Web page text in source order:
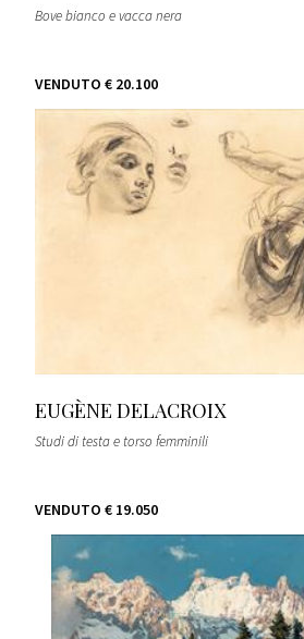
Bove bianco e vacca nera
VENDUTO € 20.100
EUGÈNE DELACROIX
Studi di testa e torso femminili
VENDUTO € 19.050